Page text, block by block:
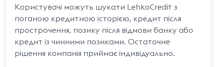
Користувачі можуть шукати LehkoCredit з
поганою кредитною історією, кредит після
прострочення, позику після відмови банку або
кредит із чинними позиками. Остаточне
рішення компанія приймає індивідуально.